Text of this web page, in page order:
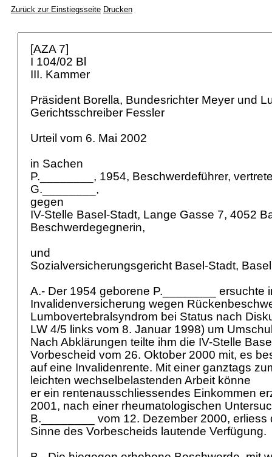
Zurück zur Einstiegsseite Drucken
[AZA 7]
I 104/02 Bl
III. Kammer
Präsident Borella, Bundesrichter Meyer und
Gerichtsschreiber Fessler
Urteil vom 6. Mai 2002
in Sachen
P.________, 1954, Beschwerdeführer,
G.________,
gegen
IV-Stelle Basel-Stadt, Lange Gasse 7, 4052
Beschwerdegegnerin,
und
Sozialversicherungsgericht Basel-Stadt,
A.- Der 1954 geborene P.________ ersuchte
Invalidenversicherung wegen
Lumbovertebralsyndrom bei Status nach
LW 4/5 links vom 8. Januar 1998) um
Nach Abklärungen teilte ihm die IV-Stelle
Vorbescheid vom 26. Oktober 2000 mit, es
auf eine Invalidenrente. Mit einer ganztags
leichten wechselbelastenden Arbeit könne
er ein rentenausschliessendes Einkommen
2001, nach einer rheumatologischen
B.________ vom 12. Dezember 2000, erliess
Sinne des Vorbescheids lautende Verfügung.